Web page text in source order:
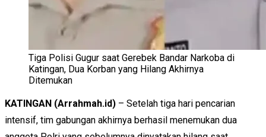
Tiga Polisi Gugur saat Gerebek Bandar Narkoba di
Katingan, Dua Korban yang Hilang Akhirnya
Ditemukan
KATINGAN (Arrahmah.id) – Setelah tiga hari pencarian
intensif, tim gabungan akhirnya berhasil menemukan dua